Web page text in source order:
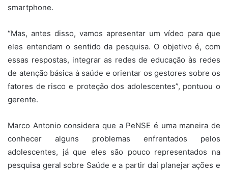
smartphone.
“Mas, antes disso, vamos apresentar um vídeo para que
eles entendam o sentido da pesquisa. O objetivo é, com
essas respostas, integrar as redes de educação às redes
de atenção básica à saúde e orientar os gestores sobre os
fatores de risco e proteção dos adolescentes”, pontuou o
gerente.
Marco Antonio considera que a PeNSE é uma maneira de
conhecer alguns problemas enfrentados pelos
adolescentes, já que eles são pouco representados na
pesquisa geral sobre Saúde e a partir daí planejar ações e